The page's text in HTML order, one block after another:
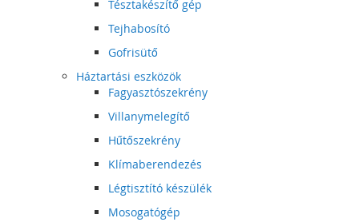
Tésztakészítő gép
Tejhabosító
Gofrisütő
Háztartási eszközök
Fagyasztószekrény
Villanymelegítő
Hűtőszekrény
Klímaberendezés
Légtisztító készülék
Mosogatógép